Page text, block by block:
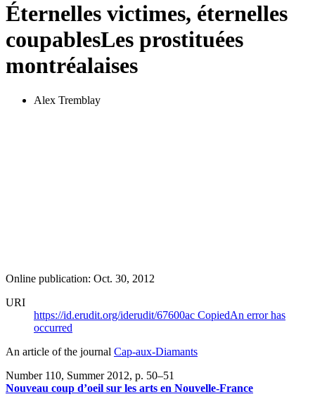
Éternelles victimes, éternelles
coupablesLes prostituées
montréalaises
Alex Tremblay
Online publication: Oct. 30, 2012
URI
https://id.erudit.org/iderudit/67600ac CopiedAn error has
occurred
An article of the journal Cap-aux-Diamants
Number 110, Summer 2012, p. 50–51
Nouveau coup d’oeil sur les arts en Nouvelle-France